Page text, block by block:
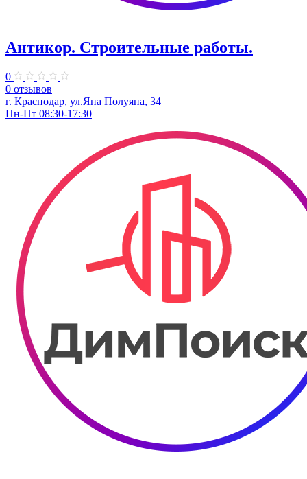
Антикор. Строительные работы.
0
0 отзывов
г. Краснодар, ул.Яна Полуяна, 34
Пн-Пт 08:30-17:30